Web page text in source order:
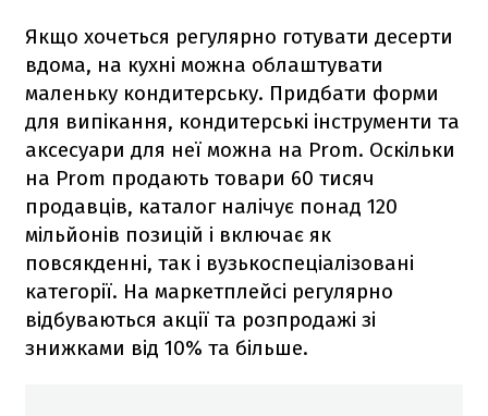
Якщо хочеться регулярно готувати десерти
вдома, на кухні можна облаштувати
маленьку кондитерську. Придбати форми
для випікання, кондитерські інструменти та
аксесуари для неї можна на Prom. Оскільки
на Prom продають товари 60 тисяч
продавців, каталог налічує понад 120
мільйонів позицій і включає як
повсякденні, так і вузькоспеціалізовані
категорії. На маркетплейсі регулярно
відбуваються акції та розпродажі зі
знижками від 10% та більше.